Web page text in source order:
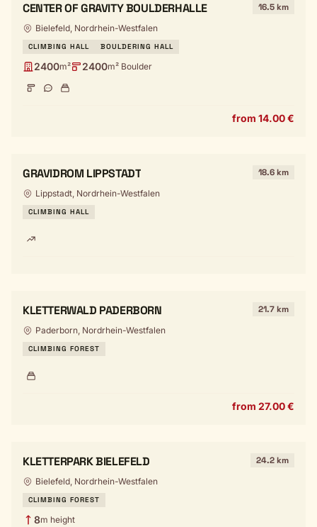
CENTER OF GRAVITY BOULDERHALLE 16.5 km
Bielefeld, Nordrhein-Westfalen
CLIMBING HALL BOULDERING HALL
2400m² 2400m² Boulder
from 14.00 €
GRAVIDROM LIPPSTADT 18.6 km
Lippstadt, Nordrhein-Westfalen
CLIMBING HALL
KLETTERWALD PADERBORN 21.7 km
Paderborn, Nordrhein-Westfalen
CLIMBING FOREST
from 27.00 €
KLETTERPARK BIELEFELD 24.2 km
Bielefeld, Nordrhein-Westfalen
CLIMBING FOREST
8m height